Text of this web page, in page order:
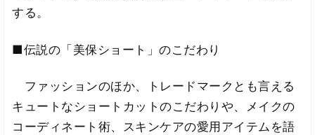
する。
■伝説の「美保ショート」のこだわり
ファッションのほか、トレードマークとも言える
キュートなショートカットのこだわりや、メイクの
コーディネート術、スキンケアの愛用アイテムを語